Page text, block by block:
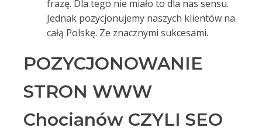
frazę. Dla tego nie miało to dla nas sensu.
Jednak pozycjonujemy naszych klientów na
całą Polskę. Ze znacznymi sukcesami.
POZYCJONOWANIE
STRON WWW
Chocianów CZYLI SEO